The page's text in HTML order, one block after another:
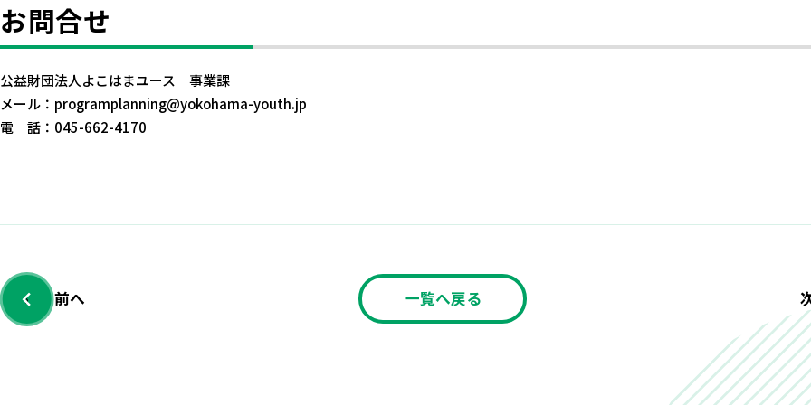
お問合せ
公益財団法人よこはまユース 事業課
メール：programplanning@yokohama-youth.jp
電 話：045-662-4170
‹ 前へ 一覧へ戻る